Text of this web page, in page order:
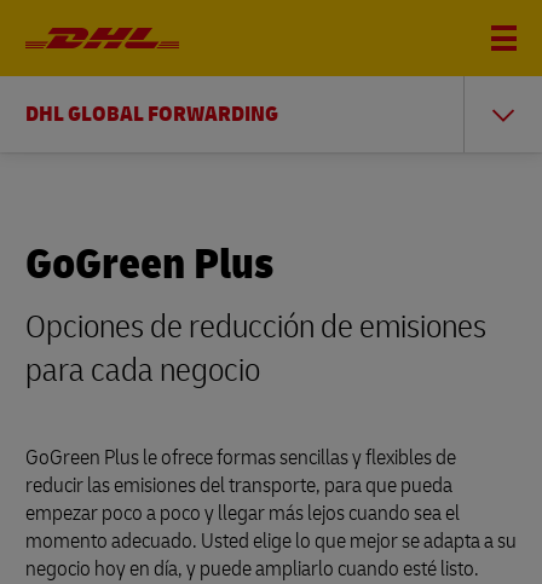
DHL GLOBAL FORWARDING
GoGreen Plus
Opciones de reducción de emisiones
para cada negocio
GoGreen Plus le ofrece formas sencillas y flexibles de
reducir las emisiones del transporte, para que pueda
empezar poco a poco y llegar más lejos cuando sea el
momento adecuado. Usted elige lo que mejor se adapta a su
negocio hoy en día, y puede ampliarlo cuando esté listo.